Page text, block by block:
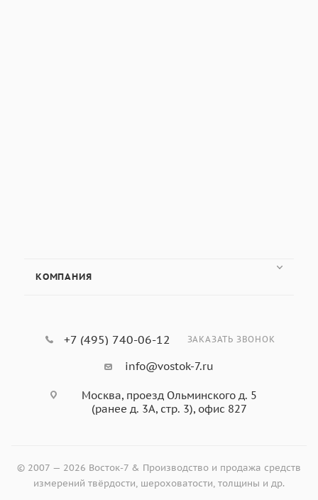
КОМПАНИЯ
+7 (495) 740-06-12 ЗАКАЗАТЬ ЗВОНОК
info@vostok-7.ru
Москва, проезд Ольминского д. 5
(ранее д. 3А, стр. 3), офис 827
© 2007 — 2026 Восток-7 & Производство и продажа средств
измерений твёрдости, шероховатости, толщины и др.